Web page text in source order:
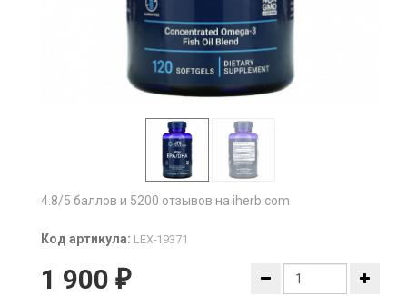
4.8/5 баллов и 5200 отзывов на iherb.com
Код артикула: LEX-19371
1 900 ₽